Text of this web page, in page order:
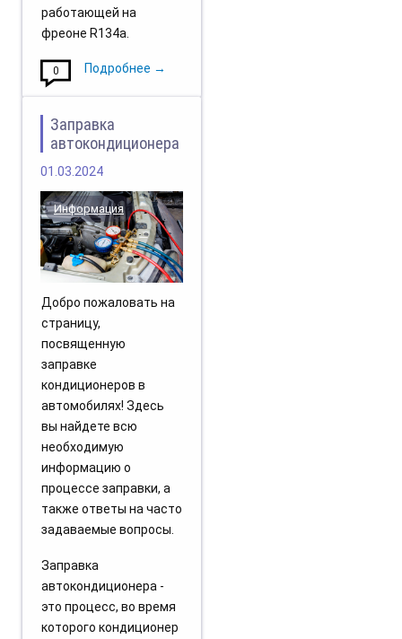
работающей на
фреоне R134a.
0 Подробнее →
Заправка
автокондиционера
01.03.2024
Информация
Добро пожаловать на
страницу,
посвященную
заправке
кондиционеров в
автомобилях! Здесь
вы найдете всю
необходимую
информацию о
процессе заправки, а
также ответы на часто
задаваемые вопросы.
Заправка
автокондиционера -
это процесс, во время
которого кондиционер